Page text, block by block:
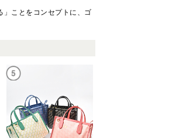
」ことをコンセプトに、ゴ